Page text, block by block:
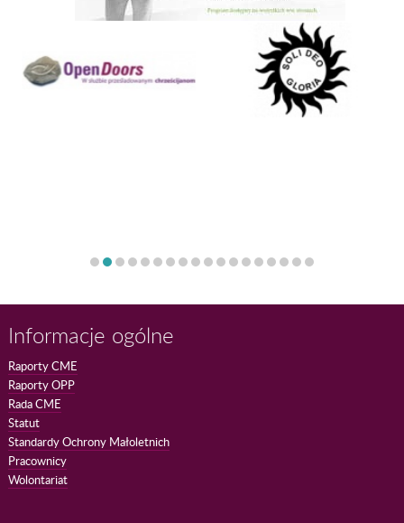
Informacje ogólne
Raporty CME
Raporty OPP
Rada CME
Statut
Standardy Ochrony Małoletnich
Pracownicy
Wolontariat